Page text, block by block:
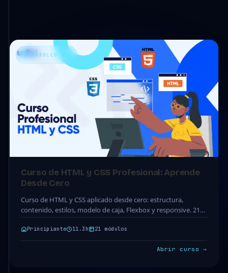
DESARROLLO WEB
Curso de HTML y CSS Profesional: Aprende
Desde Cero
Curso de HTML y CSS aplicado desde cero: estructura,
contenido, estilos, modelo de caja, Flexbox y responsive. 21
módulos · 66 clases · 11.3h.…
Principiante 11.3h 21 módulos
Abrir curso →